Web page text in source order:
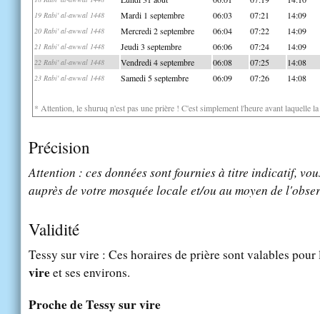
19 Rabi' al-awwal 1448 Mardi 1 septembre 06:03 07:21 14:09
20 Rabi' al-awwal 1448 Mercredi 2 septembre 06:04 07:22 14:09
21 Rabi' al-awwal 1448 Jeudi 3 septembre 06:06 07:24 14:09
22 Rabi' al-awwal 1448 Vendredi 4 septembre 06:08 07:25 14:08
23 Rabi' al-awwal 1448 Samedi 5 septembre 06:09 07:26 14:08
* Attention, le shuruq n'est pas une prière ! C'est simplement l'heure avant laquelle
Précision
Attention : ces données sont fournies à titre indicatif,
auprès de votre mosquée locale et/ou au moyen de
Validité
Tessy sur vire : Ces horaires de prière sont valables
vireet ses environs.
Proche de Tessy sur vire